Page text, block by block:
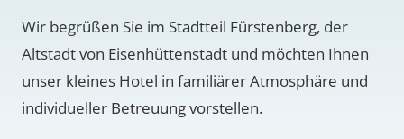
Wir begrüßen Sie im Stadtteil Fürstenberg, der
Altstadt von Eisenhüttenstadt und möchten Ihnen
unser kleines Hotel in familiärer Atmosphäre und
individueller Betreuung vorstellen.